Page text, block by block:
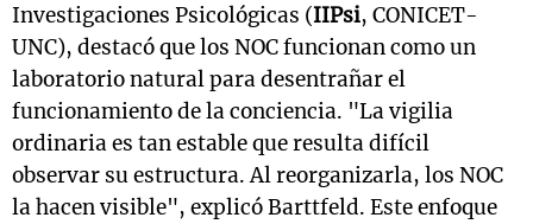
Investigaciones Psicológicas (IIPsi, CONICET-
UNC), destacó que los NOC funcionan como un
laboratorio natural para desentrañar el
funcionamiento de la conciencia. "La vigilia
ordinaria es tan estable que resulta difícil
observar su estructura. Al reorganizarla, los NOC
la hacen visible", explicó Barttfeld. Este enfoque